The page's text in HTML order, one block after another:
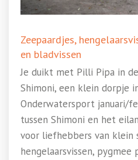
Zeepaardjes,
en bladvissen
Je duikt met Pilli Pipa in
Shimoni, een klein dorpje
Onderwatersport januari/
tussen Shimoni en het
voor liefhebbers van klein
hengelaarsvissen, pygmee